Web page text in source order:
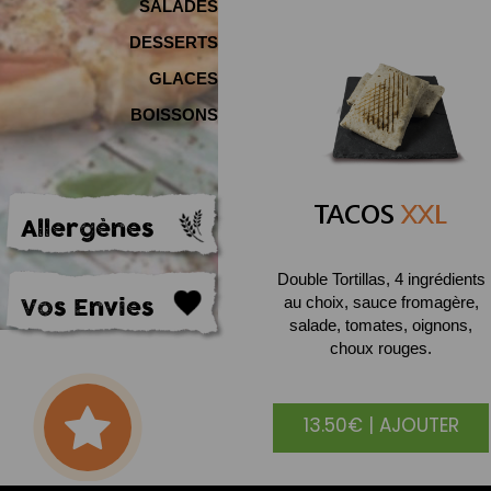
SALADES
DESSERTS
GLACES
BOISSONS
Allergènes
Vos Envies
TACOS XXL
Double Tortillas, 4 ingrédients
au choix, sauce fromagère,
salade, tomates, oignons,
choux rouges.
13.50€ | AJOUTER